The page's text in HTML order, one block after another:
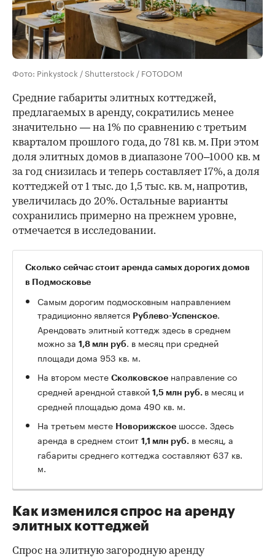
00:00 / 00:00
Фото: Pinkystock / Shutterstock / FOTODOM
Средние габариты элитных коттеджей,
предлагаемых в аренду, сократились менее
значительно — на 1% по сравнению с третьим
кварталом прошлого года, до 781 кв. м. При этом
доля элитных домов в диапазоне 700–1000 кв. м
за год снизилась и теперь составляет 17%, а доля
коттеджей от 1 тыс. до 1,5 тыс. кв. м, напротив,
увеличилась до 20%. Остальные варианты
сохранились примерно на прежнем уровне,
отмечается в исследовании.
Сколько сейчас стоит аренда самых дорогих домов
в Подмосковье
Самым дорогим подмосковным направлением
традиционно является Рублево-Успенское.
Арендовать элитный коттедж здесь в среднем
можно за 1,8 млн руб. в месяц при средней
площади дома 953 кв. м.
На втором месте Сколковское направление со
средней арендной ставкой 1,5 млн руб. в месяц и
средней площадью дома 490 кв. м.
На третьем месте Новорижское шоссе. Здесь
аренда в среднем стоит 1,1 млн руб. в месяц, а
габариты среднего коттеджа составляют 637 кв.
м.
Как изменился спрос на аренду
элитных коттеджей
Спрос на элитную загородную аренду